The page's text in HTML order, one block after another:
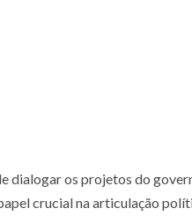
dialogar os projetos do
crucial na articulação